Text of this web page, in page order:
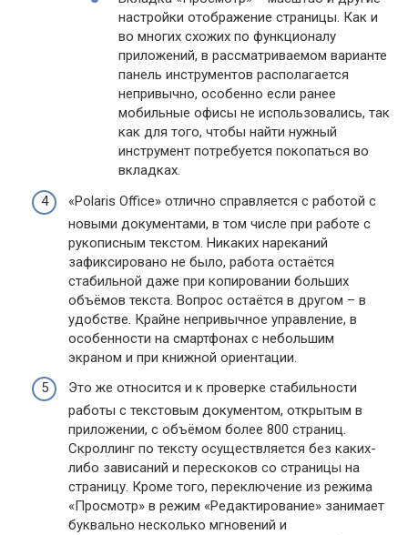
настройки отображение страницы. Как и
во многих схожих по функционалу
приложений, в рассматриваемом варианте
панель инструментов располагается
непривычно, особенно если ранее
мобильные офисы не использовались, так
как для того, чтобы найти нужный
инструмент потребуется покопаться во
вкладках.
«Polaris Office» отлично справляется с работой с
новыми документами, в том числе при работе с
рукописным текстом. Никаких нареканий
зафиксировано не было, работа остаётся
стабильной даже при копировании больших
объёмов текста. Вопрос остаётся в другом – в
удобстве. Крайне непривычное управление, в
особенности на смартфонах с небольшим
экраном и при книжной ориентации.
Это же относится и к проверке стабильности
работы с текстовым документом, открытым в
приложении, с объёмом более 800 страниц.
Скроллинг по тексту осуществляется без каких-
либо зависаний и перескоков со страницы на
страницу. Кроме того, переключение из режима
«Просмотр» в режим «Редактирование» занимает
буквально несколько мгновений и